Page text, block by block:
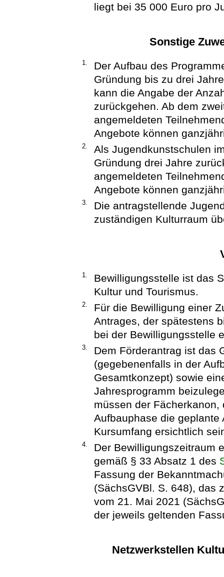
liegt bei 35 000 Euro pro
Sonstige
1.
Der Aufbau des
Gründung bis zu drei
kann die Angabe der
zurückgehen. Ab dem
angemeldeten
Angebote können
2.
Als Jugendkunstschulen
Gründung drei Jahre
angemeldeten
Angebote können
3.
Die antragstellende
zuständigen Kulturraum
1.
Bewilligungsstelle ist das
Kultur und Tourismus.
2.
Für die Bewilligung einer
Antrages, der spätestens
bei der Bewilligungsstelle
3.
Dem Förderantrag ist das
(gegebenenfalls in der
Gesamtkonzept) sowie
Jahresprogramm
müssen der
Aufbauphase die geplante
Kursumfang ersichtlich
4.
Der Bewilligungszeitraum
gemäß § 33 Absatz 1 des
Fassung der
(SächsGVBl. S. 648), das
vom 21. Mai 2021
der jeweils geltenden
Netzwerkstellen